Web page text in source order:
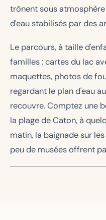
trônent sous
d'eau stabilisés par des
Le parcours, à taille
familles : cartes du lac
maquettes, photos de
regardant le plan d'eau
recouvre. Comptez une
la plage de Caton, à
matin, la baignade sur
peu de musées offrent